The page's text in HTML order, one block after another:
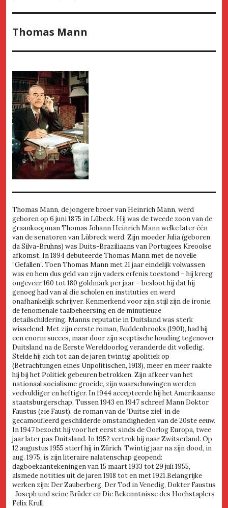
Thomas Mann
Thomas Mann, de jongere broer van Heinrich Mann, werd
geboren op 6 juni 1875 in Lübeck. Hij was de tweede zoon van de
graankoopman Thomas Johann Heinrich Mann welke later één
van de senatoren van Lübreck werd. Zijn moeder Julia (geboren
da Silva-Bruhns) was Duits-Braziliaans van Portugees Kreoolse
afkomst. In 1894 debuteerde Thomas Mann met de novelle
“Gefallen”. Toen Thomas Mann met 21 jaar eindelijk volwassen
was en hem dus geld van zijn vaders erfenis toestond – hij kreeg
ongeveer 160 tot 180 goldmark per jaar – besloot hij dat hij
genoeg had van al die scholen en instituties en werd
onafhankelijk schrijver. Kenmerkend voor zijn stijl zijn de ironie,
de fenomenale taalbeheersing en de minutieuze
detailschildering. Manns reputatie in Duitsland was sterk
wisselend. Met zijn eerste roman, Buddenbrooks (1901), had hij
een enorm succes, maar door zijn sceptische houding tegenover
Duitsland na de Eerste Wereldoorlog veranderde dit volledig.
Stelde hij zich tot aan de jaren twintig apolitiek op
(Betrachtungen eines Unpolitischen, 1918), meer en meer raakte
hij bij het Politiek gebeuren betrokken. Zijn afkeer van het
nationaal socialisme groeide, zijn waarschuwingen werden
veelvuldiger en heftiger. In 1944 accepteerde hij het Amerikaanse
staatsburgerschap. Tussen 1943 en 1947 schreef Mann Doktor
Faustus (zie Faust), de roman van de ‘Duitse ziel’ in de
gecamoufleerd geschilderde omstandigheden van de 20ste eeuw.
In 1947 bezocht hij voor het eerst sinds de Oorlog Europa, twee
jaar later pas Duitsland. In 1952 vertrok hij naar Zwitserland. Op
12 augustus 1955 stierf hij in Zürich. Twintig jaar na zijn dood, in
aug. 1975, is zijn literaire nalatenschap geopend:
dagboekaantekeningen van 15 maart 1933 tot 29 juli 1955,
alsmede notities uit de jaren 1918 tot en met 1921.Belangrijke
werken zijn: Der Zauberberg, Der Tod in Venedig, Dokter Faustus
, Joseph und seine Brüder en Die Bekenntnisse des Hochstaplers
Felix Krull